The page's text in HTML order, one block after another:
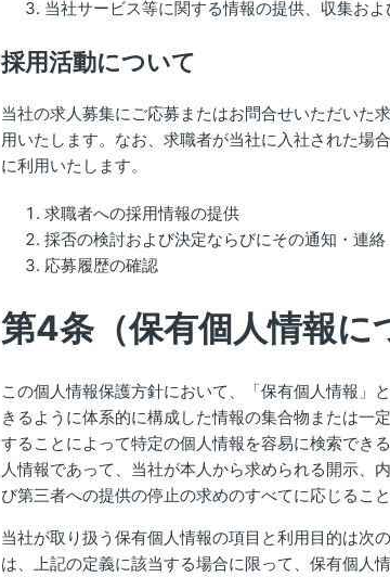
当社サービス等に関する情報の提供、収集およ
採用活動について
当社の求人募集にご応募またはお問合せいただいた
用いたします。なお、求職者が当社に入社された場
に利用いたします。
求職者への採用情報の提供
採否の検討および決定ならびにその通知・連絡
応募履歴の確認
第4条（保有個人情報に
この個人情報保護方針において、「保有個人情報」
きるように体系的に構成した情報の集合物または一
することによって特定の個人情報を容易に検索でき
人情報であって、当社が本人から求められる開示、
び第三者への提供の停止の求めのすべてに応じるこ
当社が取り扱う保有個人情報の項目と利用目的は次
は、上記の定義に該当する場合に限って、保有個人